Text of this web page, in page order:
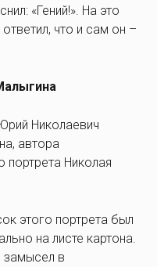
«Гений!». На это
что и сам он –
Николаевич
автора
портрета Николая
этого портрета был
на листе картона.
замысел в